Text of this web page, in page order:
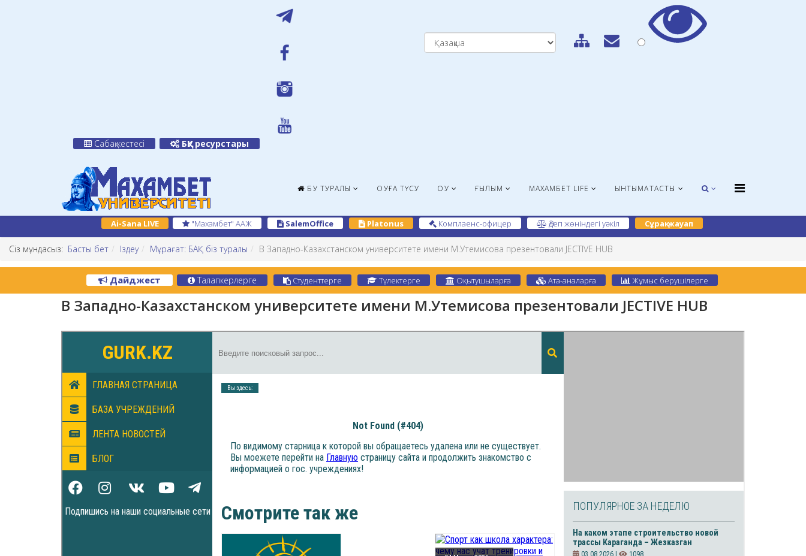
Сабақ кестесі БҚУ ресурстары
БҚУ ТУРАЛЫ ОҚУҒА ТҮСУ ОҚУ ҒЫЛЫМ МАХАМБЕТ LIFE ЫНТЫМАҚТАСТЫҚ
Ai-Sana LIVE "Махамбет" ААЖ SalemOffice Platonus Комплаенс-офицер Әдеп жөніндегі уәкіл Сұрақ-жауап
Сіз мұндасыз: Басты бет Іздеу Мұрағат: БАҚ біз туралы В Западно-Казахстанском университете имени М.Утемисова презентовали JECTIVE HUB
Дайджест Талапкерлерге Студенттерге Түлектерге Оқытушыларға Ата-аналарға Жұмыс берушілерге
В Западно-Казахстанском университете имени М.Утемисова презентовали JECTIVE HUB